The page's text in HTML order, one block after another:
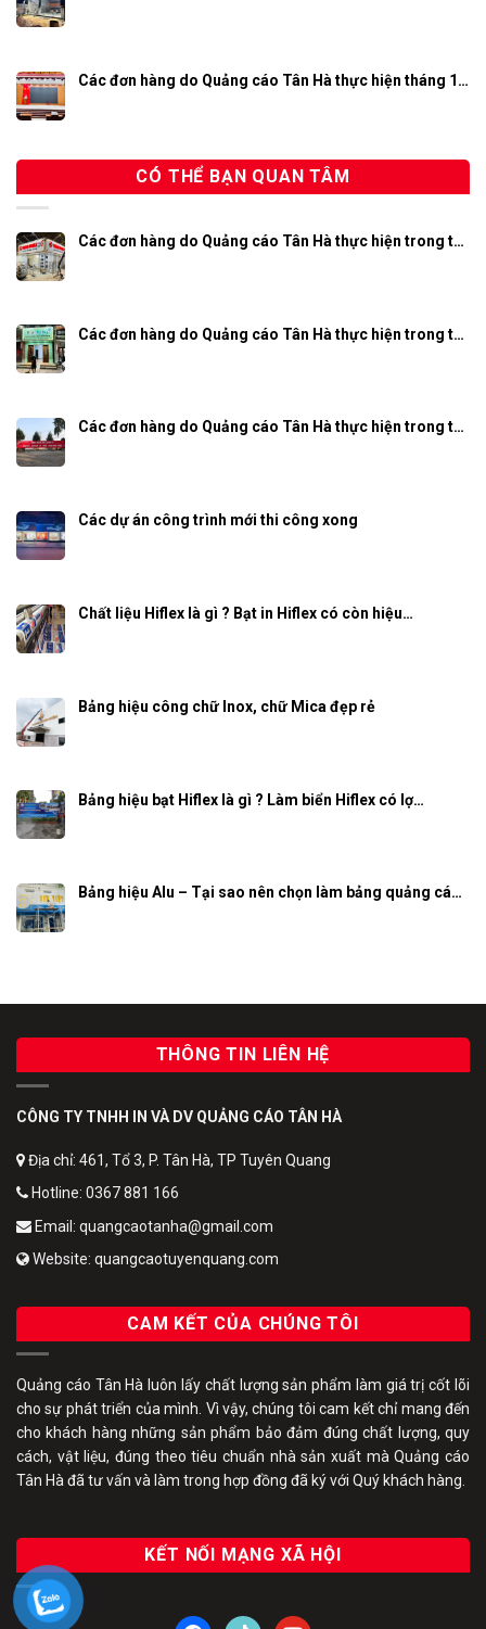
Các đơn hàng do Quảng cáo Tân Hà thực hiện tháng 1…
CÓ THỂ BẠN QUAN TÂM
Các đơn hàng do Quảng cáo Tân Hà thực hiện trong t…
Các đơn hàng do Quảng cáo Tân Hà thực hiện trong t…
Các đơn hàng do Quảng cáo Tân Hà thực hiện trong t…
Các dự án công trình mới thi công xong
Chất liệu Hiflex là gì ? Bạt in Hiflex có còn hiệu…
Bảng hiệu công chữ Inox, chữ Mica đẹp rẻ
Bảng hiệu bạt Hiflex là gì ? Làm biển Hiflex có lợ…
Bảng hiệu Alu – Tại sao nên chọn làm bảng quảng cá…
THÔNG TIN LIÊN HỆ
CÔNG TY TNHH IN VÀ DV QUẢNG CÁO TÂN HÀ
Địa chỉ: 461, Tổ 3, P. Tân Hà, TP Tuyên Quang
Hotline: 0367 881 166
Email: quangcaotanha@gmail.com
Website: quangcaotuyenquang.com
CAM KẾT CỦA CHÚNG TÔI
Quảng cáo Tân Hà luôn lấy chất lượng sản phẩm làm giá trị cốt lõi
cho sự phát triển của mình. Vì vậy, chúng tôi cam kết chỉ mang đến
cho khách hàng những sản phẩm bảo đảm đúng chất lượng, quy
cách, vật liệu, đúng theo tiêu chuẩn nhà sản xuất mà Quảng cáo
Tân Hà đã tư vấn và làm trong hợp đồng đã ký với Quý khách hàng.
KẾT NỐI MẠNG XÃ HỘI